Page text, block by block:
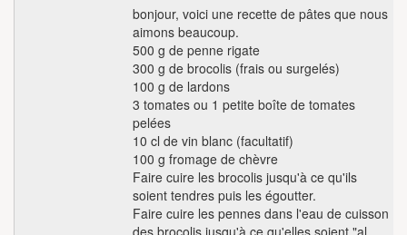
bonjour, voici une recette de pâtes que nous
aimons beaucoup.
500 g de penne rigate
300 g de brocolis (frais ou surgelés)
100 g de lardons
3 tomates ou 1 petite boîte de tomates
pelées
10 cl de vin blanc (facultatif)
100 g fromage de chèvre
Faire cuire les brocolis jusqu'à ce qu'ils
soient tendres puis les égoutter.
Faire cuire les pennes dans l'eau de cuisson